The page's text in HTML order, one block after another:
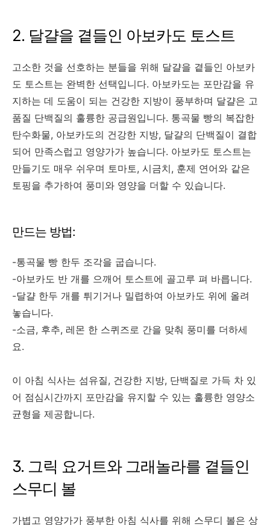
2. 달걀을 곁들인 아보카도 토스트
고소한 것을 선호하는 분들을 위해 달걀을 곁들인 아보카
도 토스트는 완벽한 선택입니다. 아보카도는 포만감을 유
지하는 데 도움이 되는 건강한 지방이 풍부하며 달걀은 고
품질 단백질의 훌륭한 공급원입니다. 통곡물 빵의 복잡한
탄수화물, 아보카도의 건강한 지방, 달걀의 단백질이 결합
되어 만족스럽고 영양가가 높습니다. 아보카도 토스트는
만들기도 매우 쉬우며 토마토, 시금치, 훈제 연어와 같은
토핑을 추가하여 풍미와 영양을 더할 수 있습니다.
만드는 방법:
-통곡물 빵 한두 조각을 굽습니다.
-아보카도 반 개를 으깨어 토스트에 골고루 펴 바릅니다.
-달걀 한두 개를 튀기거나 밀렵하여 아보카도 위에 올려
놓습니다.
-소금, 후추, 레몬 한 스퀴즈로 간을 맞춰 풍미를 더하세
요.
이 아침 식사는 섬유질, 건강한 지방, 단백질로 가득 차 있
어 점심시간까지 포만감을 유지할 수 있는 훌륭한 영양소
균형을 제공합니다.
3. 그릭 요거트와 그래놀라를 곁들인
스무디 볼
가볍고 영양가가 풍부한 아침 식사를 위해 스무디 볼은 상